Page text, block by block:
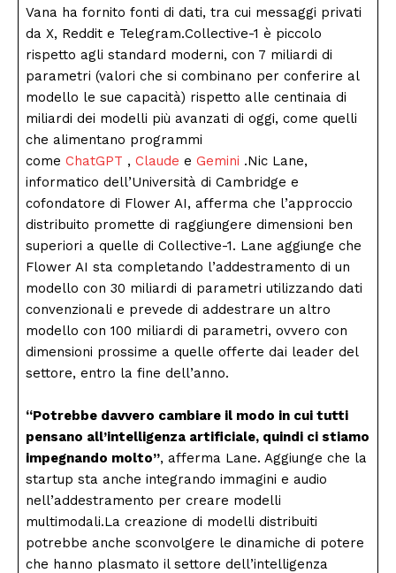
Vana ha fornito fonti di dati, tra cui messaggi privati ​​
da X, Reddit e Telegram.Collective-1 è piccolo
rispetto agli standard moderni, con 7 miliardi di
parametri (valori che si combinano per conferire al
modello le sue capacità) rispetto alle centinaia di
miliardi dei modelli più avanzati di oggi, come quelli
che alimentano programmi
come ChatGPT , Claude e Gemini .Nic Lane,
informatico dell’Università di Cambridge e
cofondatore di Flower AI, afferma che l’approccio
distribuito promette di raggiungere dimensioni ben
superiori a quelle di Collective-1. Lane aggiunge che
Flower AI sta completando l’addestramento di un
modello con 30 miliardi di parametri utilizzando dati
convenzionali e prevede di addestrare un altro
modello con 100 miliardi di parametri, ovvero con
dimensioni prossime a quelle offerte dai leader del
settore, entro la fine dell’anno.
“Potrebbe davvero cambiare il modo in cui tutti
pensano all’intelligenza artificiale, quindi ci stiamo
impegnando molto”, afferma Lane. Aggiunge che la
startup sta anche integrando immagini e audio
nell’addestramento per creare modelli
multimodali.La creazione di modelli distribuiti
potrebbe anche sconvolgere le dinamiche di potere
che hanno plasmato il settore dell’intelligenza